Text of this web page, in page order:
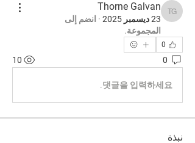
Thorne Galvan
Thorne Galvan
23 ديسمبر 2025 · انضم إلى
المجموعة.
0
0
10
댓글을 입력하세요.
نبذة